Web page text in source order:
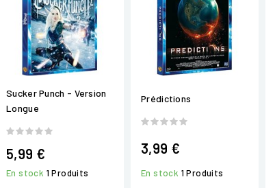
Sucker Punch - Version
Longue
5,99 €
En stock 1 Produits
Prédictions
3,99 €
En stock 1 Produits